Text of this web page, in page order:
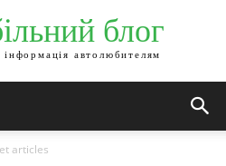
блог
автолюбителям
articles